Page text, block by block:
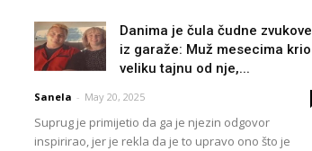
Danima je čula čudne zvukove
iz garaže: Muž mesecima krio
veliku tajnu od nje,...
Sanela - May 20, 2025
Suprug je primijetio da ga je njezin odgovor
inspirirao, jer je rekla da je to upravo ono što je